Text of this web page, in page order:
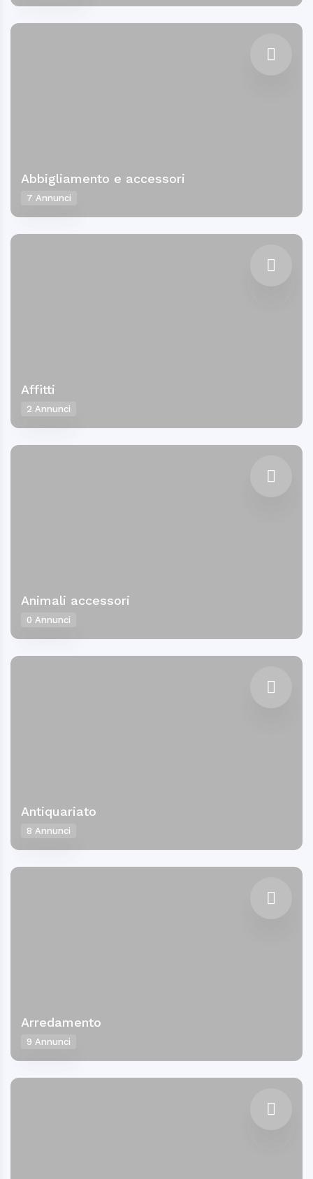
Abbigliamento e accessori
7 Annunci
Affitti
2 Annunci
Animali accessori
0 Annunci
Antiquariato
8 Annunci
Arredamento
9 Annunci